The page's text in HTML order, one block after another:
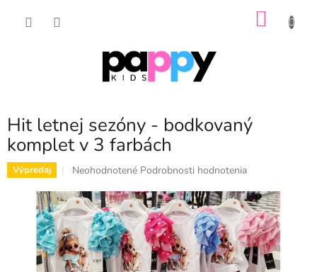
Hit letnej sezóny - bodkovaný
komplet v 3 farbách
Výpredaj
Priemerné
produktu
je
0,0
z
5
hviezdičiek.
Neohodnotené Podrobnosti hodnotenia